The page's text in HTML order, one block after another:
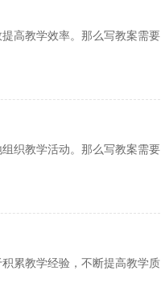
高教学效率。那么写教案需要
织教学活动。那么写教案需要
累教学经验，不断提高教学质